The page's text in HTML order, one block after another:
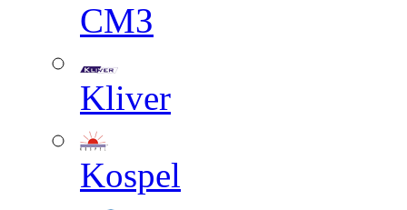
СМЗ
Kliver
Kospel